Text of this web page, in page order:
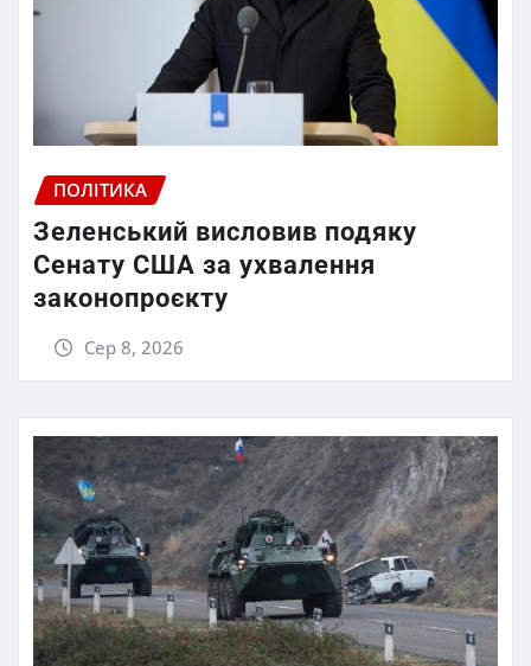
ПОЛІТИКА
Зеленський висловив подяку
Сенату США за ухвалення
законопроєкту
Сер 8, 2026